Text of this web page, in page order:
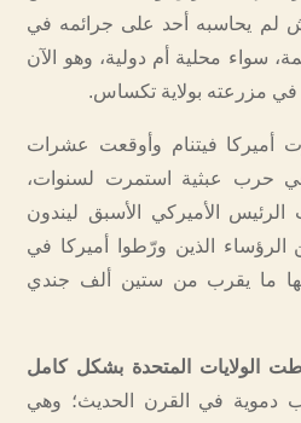
لم يحاسبه أحد على جرائمه في
سواء محلية أم دولية، وهو الآن
في مزرعته بولاية تكساس.
أميركا فيتنام وأوقعت عشرات
في حرب عبثية استمرت لسنوات،
الأميركي الأسبق ليندون
الذين ورّطوا أميركا في
ما يقرب من ستين ألف جندي
الولايات المتحدة بشكل كامل
دموية في القرن الحديث؛ وهي